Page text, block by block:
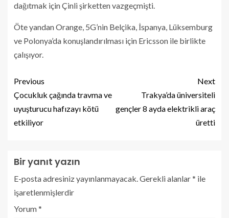
dağıtmak için Çinli şirketten vazgeçmişti.
Öte yandan Orange, 5G’nin Belçika, İspanya, Lüksemburg
ve Polonya’da konuşlandırılması için Ericsson ile birlikte
çalışıyor.
Previous
Çocukluk çağında travma ve
uyuşturucu hafızayı kötü
etkiliyor
Next
Trakya’da üniversiteli
gençler 8 ayda elektrikli araç
üretti
Bir yanıt yazın
E-posta adresiniz yayınlanmayacak.Gerekli alanlar* ile
işaretlenmişlerdir
Yorum*